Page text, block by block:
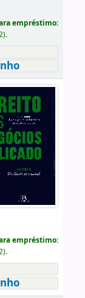
empréstimo:
empréstimo: